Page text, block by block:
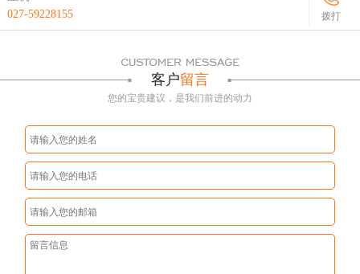
027-59228155
拨打
客户留言
您的宝贵建议，是我们前进的动力